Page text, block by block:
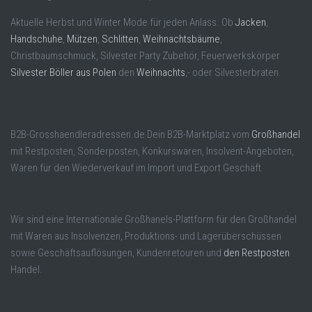
Aktuelle Herbst und Winter Mode für jeden Anlass. Ob Jacken,
Handschuhe, Mützen, Schlitten, Weihnachtsbäume,
Christbaumschmuck, Silvester Party Zubehör, Feuerwerkskörper
Silvester Böller aus Polen den Weihnachts,- oder Silvesterbraten.
B2B-Grosshaendleradressen.de Dein B2B-Marktplatz vom Großhandel
mit Restposten, Sonderposten, Konkurswaren, Insolvent-Angeboten,
Waren für den Wiederverkauf im Import und Export Geschäft.
Wir sind eine Internationale Großhanels-Plattform für den Großhandel
mit Waren aus Insolvenzen, Produktions- und Lagerüberschüssen
sowie Geschäftsauflösungen, Kundenretouren und den Restposten
Handel.